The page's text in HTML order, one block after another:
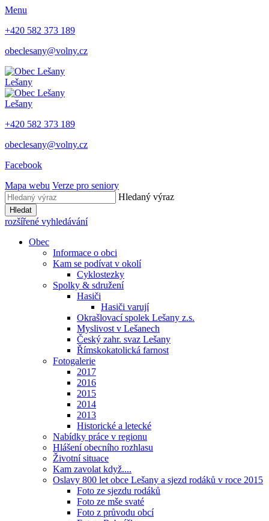
Menu
+420 582 373 189
obeclesany@volny.cz
Lešany
Lešany
+420 582 373 189
obeclesany@volny.cz
Facebook
Mapa webu Verze pro seniory
Hledaný výraz
Hledat
rozšířené vyhledávání
Obec
Informace o obci
Kam se podívat v okolí
Cyklostezky
Spolky & sdružení
Hasiči
Hasiči varují
Okrašlovací spolek Lešany z.s.
Myslivost v Lešanech
Český zahr. svaz Lešany
Římskokatolická farnost
Fotogalerie
2017
2016
2015
2014
2013
Historické a letecké
Nabídky práce v regionu
Hlášení obecního rozhlasu
Životní situace
Kam zavolat když....
Oslavy 800 let obce Lešany a sjezd rodáků v roce 2015
Foto ze sjezdu rodáků
Foto ze mše svaté
Foto z průvodu obcí